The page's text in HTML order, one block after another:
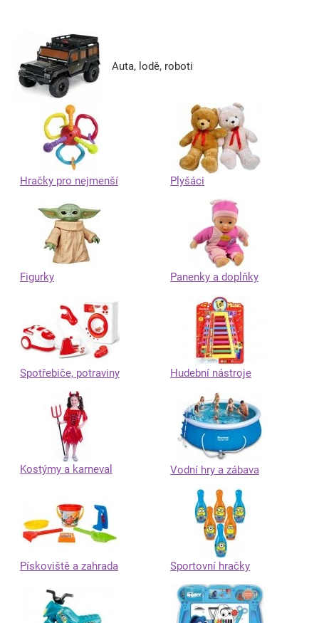
Auta, lodě, roboti
Hračky pro nejmenší Plyšáci
Figurky Panenky a doplňky
Spotřebiče, potraviny Hudební nástroje
Kostýmy a karneval Vodní hry a zábava
Pískoviště a zahrada Sportovní hračky